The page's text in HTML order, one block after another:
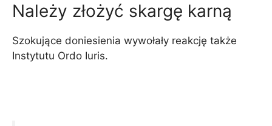
Należy złożyć skargę karną
Szokujące doniesienia wywołały reakcję także
Instytutu Ordo Iuris.